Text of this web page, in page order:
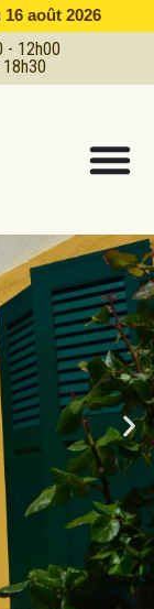
août 2026
- 12h00